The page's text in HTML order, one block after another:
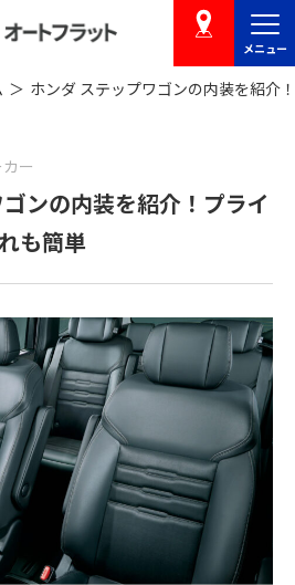
店舗を探す
メニュー
ホンダ ステップワゴンの内装を紹介
ー
ンの内装を紹介！プライ
も簡単